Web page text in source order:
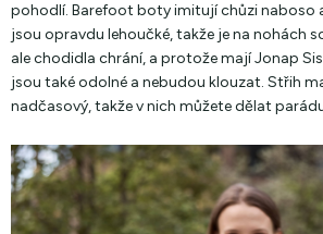
pohodlí. Barefoot boty imitují chůzi naboso
jsou opravdu lehoučké, takže je na nohách
ale chodidla chrání, a protože mají Jonap
jsou také odolné a nebudou klouzat. Střih
nadčasový, takže v nich můžete dělat